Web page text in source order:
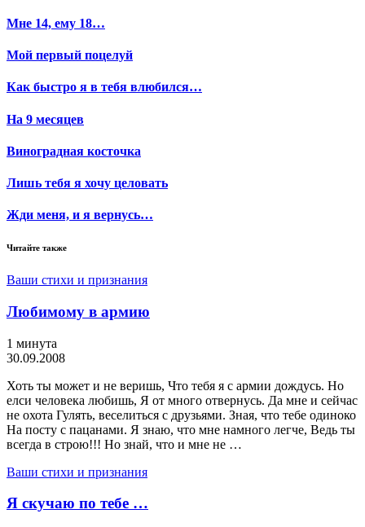
Мне 14, ему 18…
Мой первый поцелуй
Как быстро я в тебя влюбился…
На 9 месяцев
Виноградная косточка
Лишь тебя я хочу целовать
Жди меня, и я вернусь…
Читайте также
Ваши стихи и признания
Любимому в армию
1 минута
30.09.2008
Хоть ты может и не веришь, Что тебя я с армии дождусь. Но
елси человека любишь, Я от много отвернусь. Да мне и сейчас
не охота Гулять, веселиться с друзьями. Зная, что тебе одиноко
На посту с пацанами. Я знаю, что мне намного легче, Ведь ты
всегда в строю!!! Но знай, что и мне не …
Ваши стихи и признания
Я скучаю по тебе …